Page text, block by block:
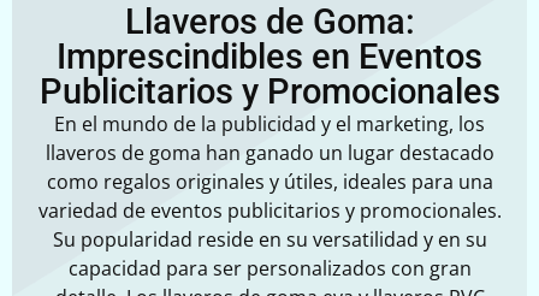
Llaveros de Goma:
Imprescindibles en Eventos
Publicitarios y Promocionales
En el mundo de la publicidad y el marketing, los
llaveros de goma han ganado un lugar destacado
como regalos originales y útiles, ideales para una
variedad de eventos publicitarios y promocionales.
Su popularidad reside en su versatilidad y en su
capacidad para ser personalizados con gran